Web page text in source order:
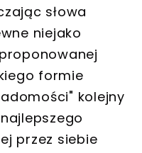
słowa
niejako
formie
kolejny
przez siebie